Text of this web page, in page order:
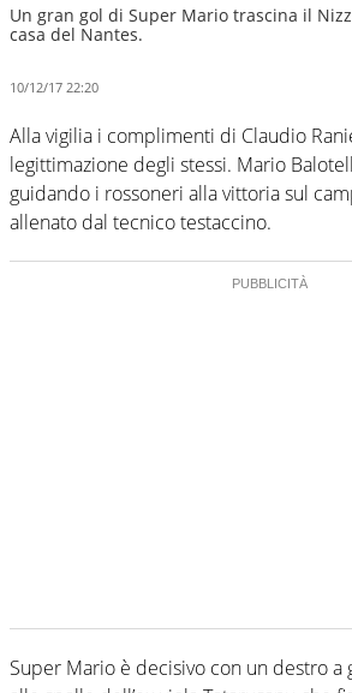
Un gran gol di Super Mario trascina il
casa del Nantes.
10/12/17 22:20
Alla vigilia i complimenti di Claudio
legittimazione degli stessi. Mario
guidando i rossoneri alla vittoria sul
allenato dal tecnico testaccino.
Super Mario è decisivo con un destro a